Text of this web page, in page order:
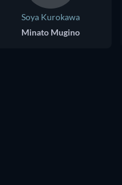
Soya Kurokawa
Minato Mugino